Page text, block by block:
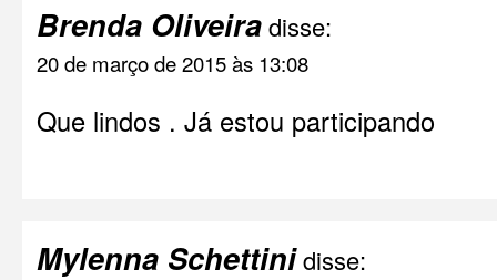
Brenda Oliveiradisse:
20 de março de 2015 às 13:08
Que lindos . Já estou participando
Mylenna Schettinidisse: